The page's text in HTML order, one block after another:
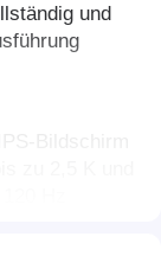
und
Bildschirm
zu 2,5 K und